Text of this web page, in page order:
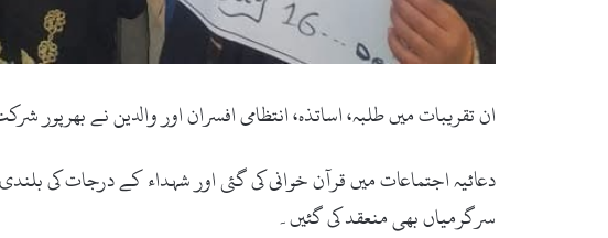
ان تقریبات میں طلبہ، اساتذہ، انتظامی افسران اور والدین نے
دعائیہ اجتماعات میں قرآن خوانی کی گئی اور شہداء کے درجات کی
سرگرمیاں بھی منعقد کی گئیں۔